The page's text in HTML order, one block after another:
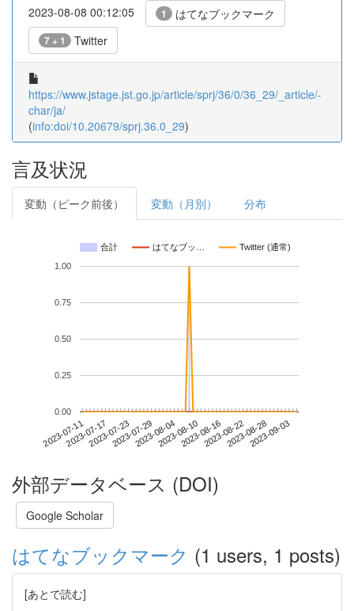
2023-08-08 00:12:05 1 はてなブックマーク
7 + 1 Twitter
https://www.jstage.jst.go.jp/article/sprj/36/0/36_29/_article/-
char/ja/
(info:doi/10.20679/sprj.36.0_29)
言及状況
変動（ピーク前後） 変動（月別） 分布
合計 はてなブッ… Twitter (通常)
2023-07-112023-07-172023-07-232023-07-292023-08-042023-08-102023-08-162023-08-222023-08-282023-09-03
0.00
0.25
0.50
0.75
1.00
外部データベース (DOI)
Google Scholar
はてなブックマーク (1 users, 1 posts)
[あとで読む]